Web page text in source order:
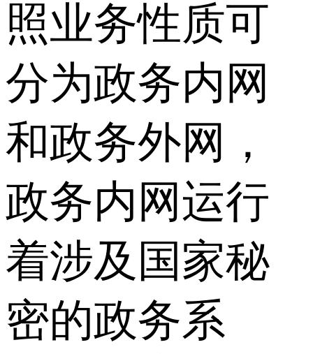
照业务性质可
分为政务内网
和政务外网，
政务内网运行
着涉及国家秘
密的政务系